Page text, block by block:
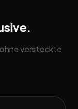
versteckte